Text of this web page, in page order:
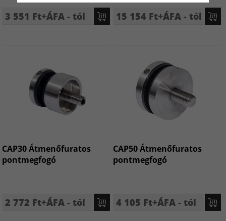
3 551 Ft+ÁFA - tól 15 154 Ft+ÁFA - tól
CAP30 Átmenőfuratos
pontmegfogó
2 772 Ft+ÁFA - tól
CAP50 Átmenőfuratos
pontmegfogó
4 105 Ft+ÁFA - tól